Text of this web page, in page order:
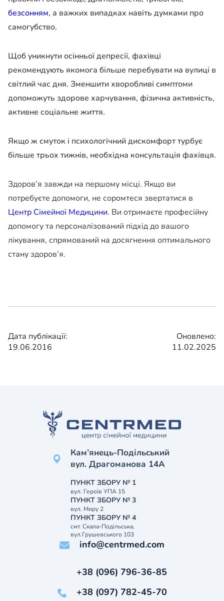
безсонням, а важких випадках навіть думками про
самогубство.
Щоб уникнути осінньої депресії, фахівці
рекомендують якомога більше перебувати на вулиці в
світлий час дня. Зменшити хворобливі симптоми
допоможуть здорове харчування, фізична активність,
активне соціальне життя.
Якщо ж смуток і психологічний дискомфорт турбує
більше трьох тижнів, необхідна консультація фахівця.
Здоров’я завжди на першому місці. Якщо ви
потребуєте допомоги, не соромтеся звертатися в
Центр Сімейної Медицини. Ви отримаєте професійну
допомогу та персоналізований підхід до вашого
лікування, спрямований на досягнення оптимального
стану здоров’я.
Дата публікації:
19.06.2016
Оновлено:
11.02.2025
Кам’янець-Подільський
вул. Драгоманова 14А
ПУНКТ ЗБОРУ № 1
вул. Героїв УПА 15
ПУНКТ ЗБОРУ № 3
вул. Миру 2
ПУНКТ ЗБОРУ № 4
смт. Скала-Подільська,
вул.Грушевського 103
info@centrmed.com
+38 (096) 796-36-85
+38 (097) 782-45-70